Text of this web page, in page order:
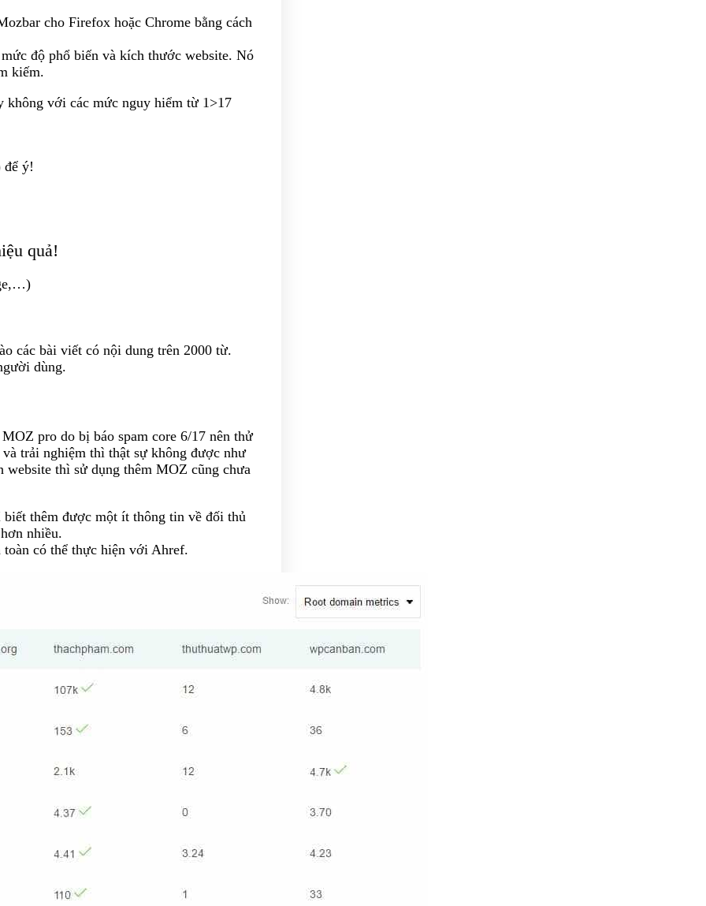
cho Firefox hoặc Chrome bằng cách
độ phổ biến và kích thước website. Nó
kiếm.
không với các mức nguy hiểm từ 1>17
để ý!
quả!
các bài viết có nội dung trên 2000 từ.
dùng.
pro do bị báo spam core 6/17 nên thử
trải nghiệm thì thật sự không được như
thì sử dụng thêm MOZ cũng chưa
thêm được một ít thông tin về đối thủ
nhiều.
có thể thực hiện với Ahref.